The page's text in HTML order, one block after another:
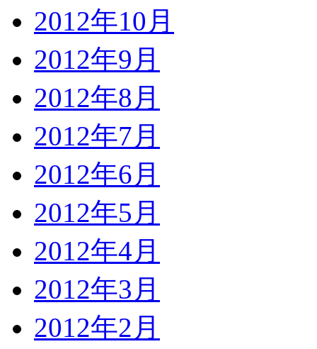
2012年10月
2012年9月
2012年8月
2012年7月
2012年6月
2012年5月
2012年4月
2012年3月
2012年2月